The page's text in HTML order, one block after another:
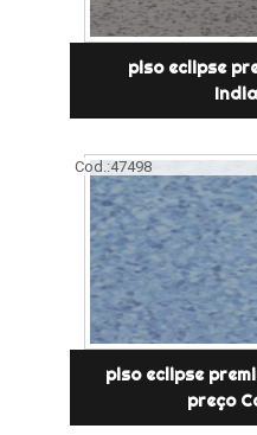
piso eclipse
Cod.:47498
piso eclipse
preço